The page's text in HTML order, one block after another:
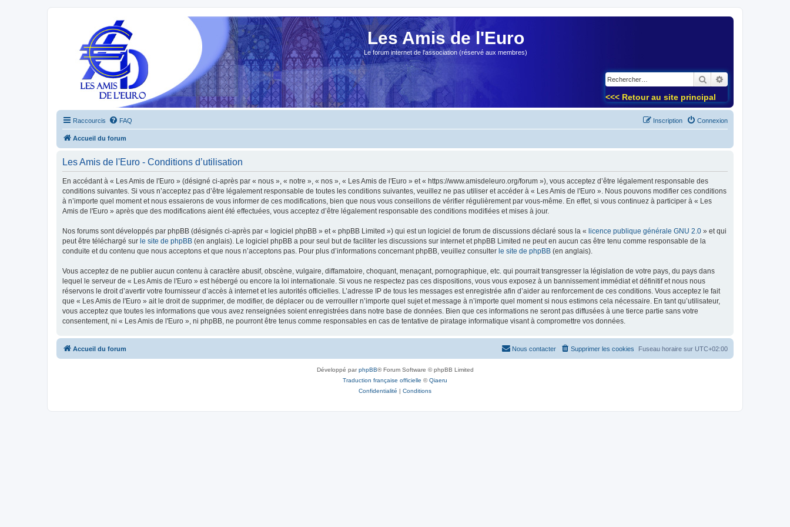
Les Amis de l'Euro
Le forum internet de l'association (réservé aux membres)
Rechercher
<<< Retour au site principal
Raccourcis FAQ Connexion
Inscription
Accueil du forum
Les Amis de l'Euro - Conditions d’utilisation
En accédant à « Les Amis de l'Euro » (désigné ci-après par « nous », « notre », « nos », « Les Amis de l'Euro » et « https://www.amisdeleuro.org/forum »), vous acceptez d’être légalement responsable des
conditions suivantes. Si vous n’acceptez pas d’être légalement responsable de toutes les conditions suivantes, veuillez ne pas utiliser et accéder à « Les Amis de l'Euro ». Nous pouvons modifier ces conditions
à n’importe quel moment et nous essaierons de vous informer de ces modifications, bien que nous vous conseillons de vérifier régulièrement par vous-même. En effet, si vous continuez à participer à « Les
Amis de l'Euro » après que des modifications aient été effectuées, vous acceptez d’être légalement responsable des conditions modifiées et mises à jour.
Nos forums sont développés par phpBB (désignés ci-après par « logiciel phpBB » et « phpBB Limited ») qui est un logiciel de forum de discussions déclaré sous la « licence publique générale GNU 2.0 » et qui
peut être téléchargé sur le site de phpBB (en anglais). Le logiciel phpBB a pour seul but de faciliter les discussions sur internet et phpBB Limited ne peut en aucun cas être tenu comme responsable de la
conduite et du contenu que nous acceptons et que nous n’acceptons pas. Pour plus d’informations concernant phpBB, veuillez consulter le site de phpBB (en anglais).
Vous acceptez de ne publier aucun contenu à caractère abusif, obscène, vulgaire, diffamatoire, choquant, menaçant, pornographique, etc. qui pourrait transgresser la législation de votre pays, du pays dans
lequel le serveur de « Les Amis de l'Euro » est hébergé ou encore la loi internationale. Si vous ne respectez pas ces dispositions, vous vous exposez à un bannissement immédiat et définitif et nous nous
réservons le droit d’avertir votre fournisseur d’accès à internet et les autorités officielles. L’adresse IP de tous les messages est enregistrée afin d’aider au renforcement de ces conditions. Vous acceptez le fait
que « Les Amis de l'Euro » ait le droit de supprimer, de modifier, de déplacer ou de verrouiller n’importe quel sujet et message à n’importe quel moment si nous estimons cela nécessaire. En tant qu’utilisateur,
vous acceptez que toutes les informations que vous avez renseignées soient enregistrées dans notre base de données. Bien que ces informations ne seront pas diffusées à une tierce partie sans votre
consentement, ni « Les Amis de l'Euro », ni phpBB, ne pourront être tenus comme responsables en cas de tentative de piratage informatique visant à compromettre vos données.
Accueil du forum Fuseau horaire sur UTC+02:00
Supprimer les cookies
Nous contacter
Développé parphpBB® Forum Software © phpBB Limited
Traduction française officielle ©Qiaeru
Confidentialité | Conditions